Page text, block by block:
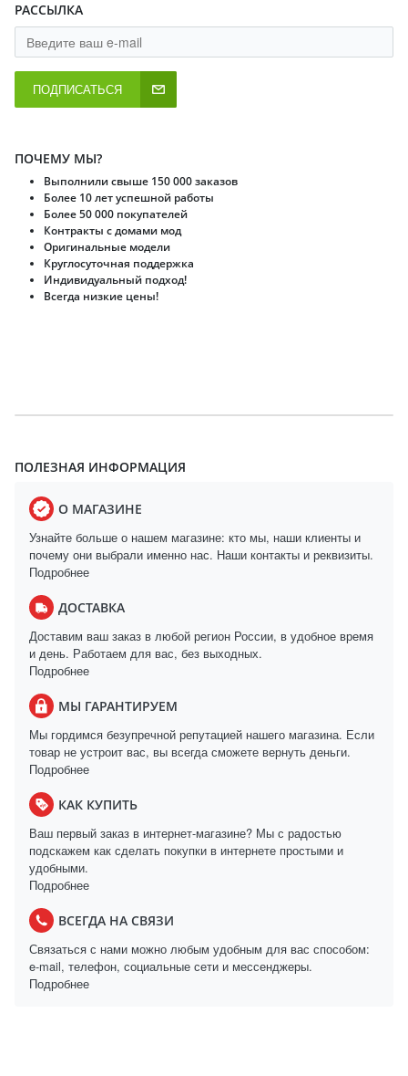
РАССЫЛКА
ПОДПИСАТЬСЯ
ПОЧЕМУ МЫ?
Выполнили свыше 150 000 заказов
Более 10 лет успешной работы
Более 50 000 покупателей
Контракты с домами мод
Оригинальные модели
Круглосуточная поддержка
Индивидуальный подход!
Всегда низкие цены!
ПОЛЕЗНАЯ ИНФОРМАЦИЯ
О МАГАЗИНЕ
Узнайте больше о нашем магазине: кто мы, наши клиенты и
почему они выбрали именно нас. Наши контакты и реквизиты.
Подробнее
ДОСТАВКА
Доставим ваш заказ в любой регион России, в удобное время
и день. Работаем для вас, без выходных.
Подробнее
МЫ ГАРАНТИРУЕМ
Мы гордимся безупречной репутацией нашего магазина. Если
товар не устроит вас, вы всегда сможете вернуть деньги.
Подробнее
КАК КУПИТЬ
Ваш первый заказ в интернет-магазине? Мы с радостью
подскажем как сделать покупки в интернете простыми и
удобными.
Подробнее
ВСЕГДА НА СВЯЗИ
Связаться с нами можно любым удобным для вас способом:
e-mail, телефон, социальные сети и мессенджеры.
Подробнее